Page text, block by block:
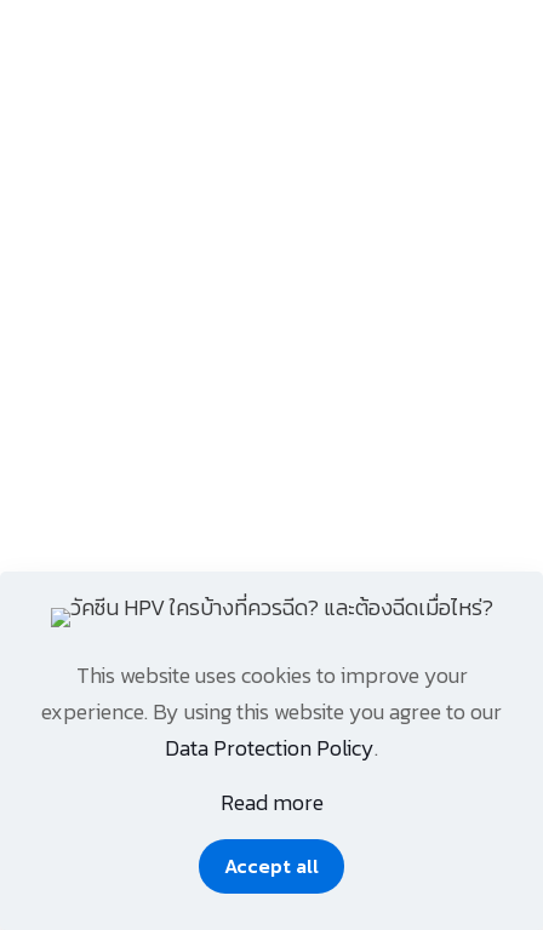
This website uses cookies to improve your
experience. By using this website you agree to our
Data Protection Policy.
Read more
Accept all